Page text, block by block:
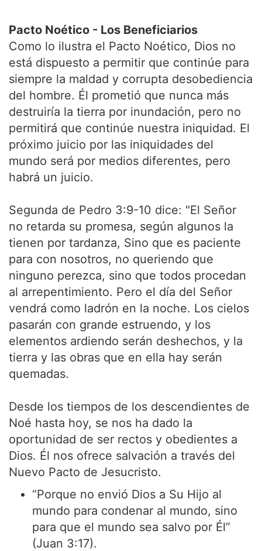
Pacto Noético - Los Beneficiarios
Como lo ilustra el Pacto Noético, Dios no
está dispuesto a permitir que continúe para
siempre la maldad y corrupta desobediencia
del hombre. Él prometió que nunca más
destruiría la tierra por inundación, pero no
permitirá que continúe nuestra iniquidad. El
próximo juicio por las iniquidades del
mundo será por medios diferentes, pero
habrá un juicio.
Segunda de Pedro 3:9-10 dice: "El Señor
no retarda su promesa, según algunos la
tienen por tardanza, Sino que es paciente
para con nosotros, no queriendo que
ninguno perezca, sino que todos procedan
al arrepentimiento. Pero el día del Señor
vendrá como ladrón en la noche. Los cielos
pasarán con grande estruendo, y los
elementos ardiendo serán deshechos, y la
tierra y las obras que en ella hay serán
quemadas.
Desde los tiempos de los descendientes de
Noé hasta hoy, se nos ha dado la
oportunidad de ser rectos y obedientes a
Dios. Él nos ofrece salvación a través del
Nuevo Pacto de Jesucristo.
“Porque no envió Dios a Su Hijo al
mundo para condenar al mundo, sino
para que el mundo sea salvo por Él”
(Juan 3:17).